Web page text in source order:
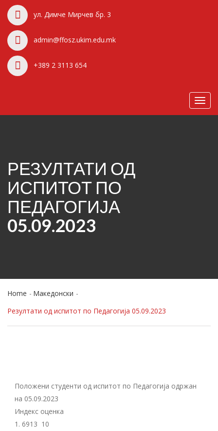
ул. Димче Мирчев бр. 3
admin@ffosz.ukim.edu.mk
+389 2 3113 654
РЕЗУЛТАТИ ОД
ИСПИТОТ ПО
ПЕДАГОГИЈА
05.09.2023
Home
Македонски
Резултати од испитот по Педагогија 05.09.2023
Положени студенти од испитот по Педагогија одржан
на 05.09.2023
Индекс оценка
1. 6913 10